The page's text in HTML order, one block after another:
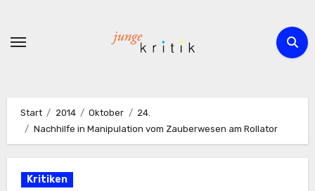
springen
Start 2014 Oktober
24.
Nachhilfe in Manipulation vom Zauberwesen am Rollator
Kritiken